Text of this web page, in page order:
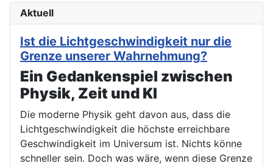
Aktuell
Ist die Lichtgeschwindigkeit nur die
Grenze unserer Wahrnehmung?
Ein Gedankenspiel zwischen
Physik, Zeit und KI
Die moderne Physik geht davon aus, dass die
Lichtgeschwindigkeit die höchste erreichbare
Geschwindigkeit im Universum ist. Nichts könne
schneller sein. Doch was wäre, wenn diese Grenze